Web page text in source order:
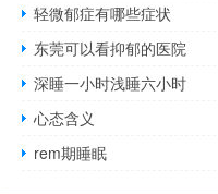
轻微郁症有哪些症状
东莞可以看抑郁的医院
深睡一小时浅睡六小时
心态含义
rem期睡眠